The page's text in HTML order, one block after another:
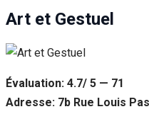
Art et Gestuel
Évaluation: 4.7/ 5 — 71
Adresse: 7b Rue Louis